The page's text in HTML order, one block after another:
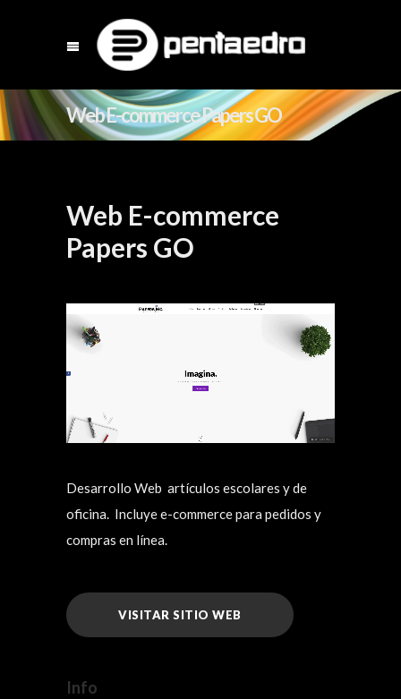
Web E-commerce Papers GO
Web E-commerce
Papers GO
Desarrollo Web artículos escolares y de
oficina. Incluye e-commerce para pedidos y
compras en línea.
VISITAR SITIO WEB
Info